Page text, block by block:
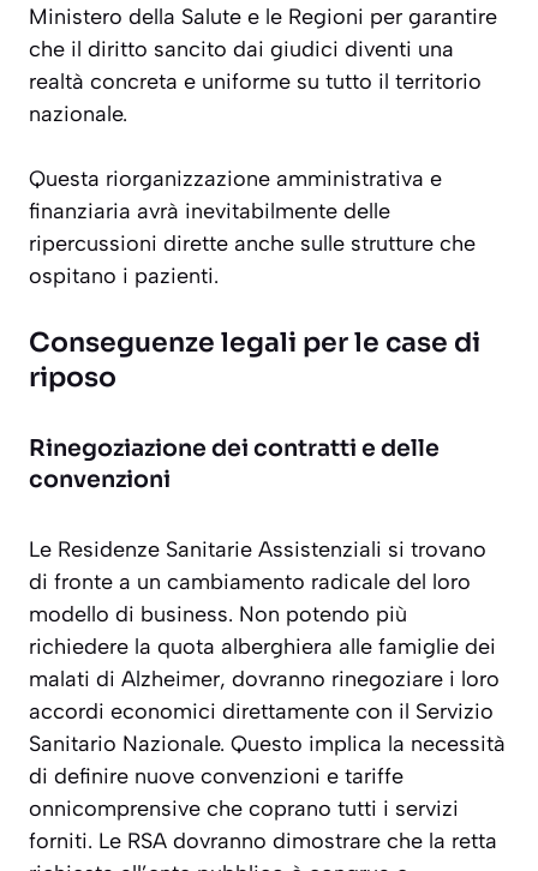
Ministero della Salute e le Regioni per garantire
che il diritto sancito dai giudici diventi una
realtà concreta e uniforme su tutto il territorio
nazionale.
Questa riorganizzazione amministrativa e
finanziaria avrà inevitabilmente delle
ripercussioni dirette anche sulle strutture che
ospitano i pazienti.
Conseguenze legali per le case di
riposo
Rinegoziazione dei contratti e delle
convenzioni
Le Residenze Sanitarie Assistenziali si trovano
di fronte a un cambiamento radicale del loro
modello di business. Non potendo più
richiedere la quota alberghiera alle famiglie dei
malati di Alzheimer, dovranno rinegoziare i loro
accordi economici direttamente con il Servizio
Sanitario Nazionale. Questo implica la necessità
di definire nuove convenzioni e tariffe
onnicomprensive che coprano tutti i servizi
forniti. Le RSA dovranno dimostrare che la retta